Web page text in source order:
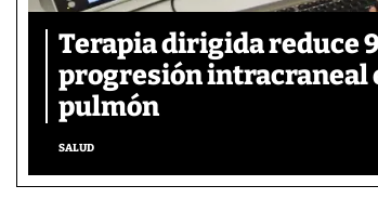
Terapia dirigida reduce
progresión intracraneal
pulmón
SALUD